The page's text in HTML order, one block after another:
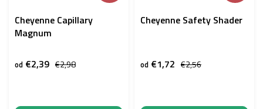
Cheyenne Capillary
Magnum
€2,98
od €2,39
Cheyenne Safety Shader
€2,56
od €1,72